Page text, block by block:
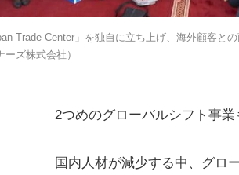
Trade Center」を独自に立ち上げ、海外顧客と
ズ株式会社）
2つめのグローバルシフト事
国内人材が減少する中、グロ